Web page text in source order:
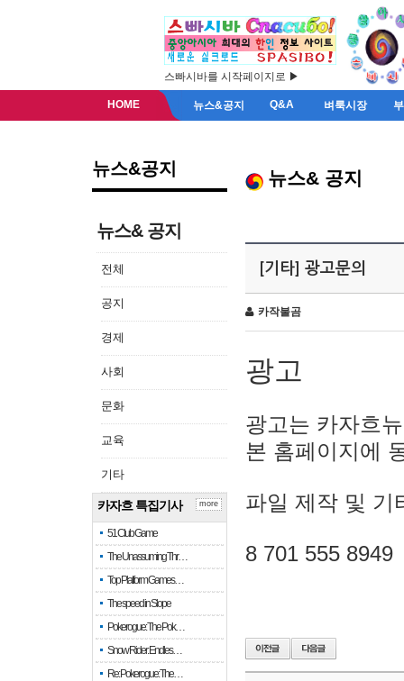
스빠시바를 시작페이지로 ▶
HOME 뉴스&공지 Q&A 벼룩시장
뉴스&공지
뉴스& 공지
전체
공지
경제
사회
문화
교육
기타
카자흐 특집기사
51 Club Game
The Unassuming Thr…
Top Platform Games…
The speed in Slope
Pokerogue: The Pok…
Snow Rider: Endles…
Re: Pokerogue: The…
more
뉴스& 공지
[기타] 광고문의
카작불곰
광고
광고는 카자흐
본 홈페이지에
파일 제작 및 기
8 701 555 8949